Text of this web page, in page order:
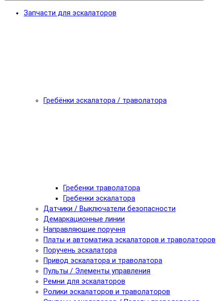
Запчасти для эскалаторов
Гребёнки эскалатора / траволатора
Гребенки траволатора
Гребенки эскалатора
Датчики / Выключатели безопасности
Демаркационные линии
Направляющие поручня
Платы и автоматика эскалаторов и траволаторов
Поручень эскалатора
Привод эскалатора и траволатора
Пульты / Элементы управления
Ремни для эскалаторов
Ролики эскалаторов и траволаторов